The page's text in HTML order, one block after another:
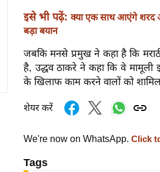
इसे भी पढ़ें: क्या एक साथ आएंगे शरद
बड़ा बयान
जबकि मनसे प्रमुख ने कहा है कि
है, उद्धव ठाकरे ने कहा कि वे मामूली
के खिलाफ काम करने वालों को
शेयर करें
We're now on WhatsApp. Click
Tags